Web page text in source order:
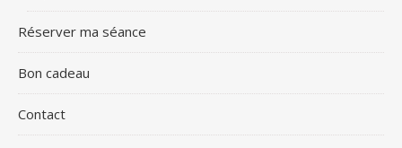
Réserver ma séance
Bon cadeau
Contact